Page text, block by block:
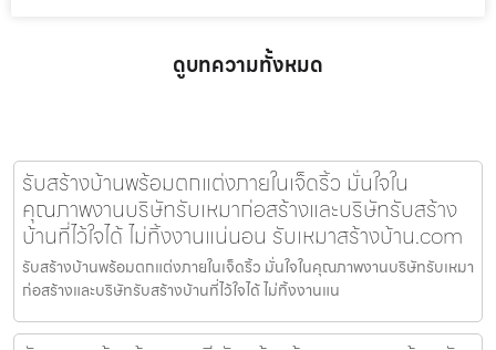
ดูบทความทั้งหมด
รับสร้างบ้านพร้อมตกแต่งภายในเจ็ดริ้ว มั่นใจใน
คุณภาพงานบริษัทรับเหมาก่อสร้างและบริษัทรับสร้าง
บ้านที่ไว้ใจได้ ไม่ทิ้งงานแน่นอน รับเหมาสร้างบ้าน.com
รับสร้างบ้านพร้อมตกแต่งภายในเจ็ดริ้ว มั่นใจในคุณภาพงานบริษัทรับเหมา
ก่อสร้างและบริษัทรับสร้างบ้านที่ไว้ใจได้ ไม่ทิ้งงานแน